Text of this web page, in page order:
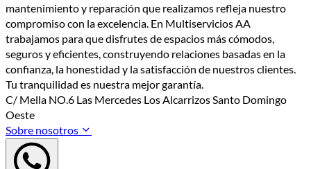
mantenimiento y reparación que realizamos refleja nuestro
compromiso con la excelencia. En Multiservicios AA
trabajamos para que disfrutes de espacios más cómodos,
seguros y eficientes, construyendo relaciones basadas en la
confianza, la honestidad y la satisfacción de nuestros clientes.
Tu tranquilidad es nuestra mejor garantía.
C/ Mella NO.6 Las Mercedes Los Alcarrizos Santo Domingo
Oeste
Sobre nosotros